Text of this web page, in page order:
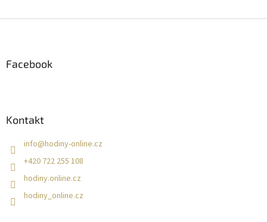
Facebook
Kontakt
info@hodiny-online.cz
+420 722 255 108
hodiny.online.cz
hodiny_online.cz